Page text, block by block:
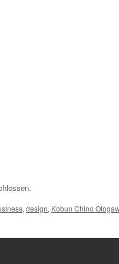
, design, Kobun Chino